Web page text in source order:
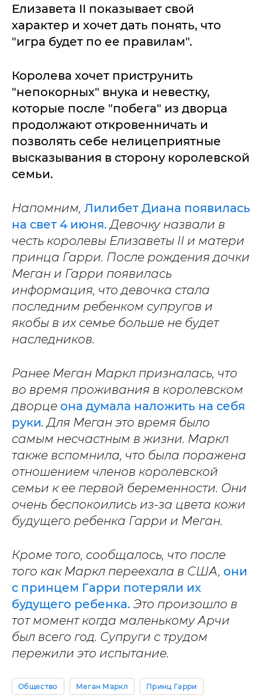
Елизавета II показывает свой
характер и хочет дать понять, что
"игра будет по ее правилам".
Королева хочет приструнить
"непокорных" внука и невестку,
которые после "побега" из дворца
продолжают откровенничать и
позволять себе нелицеприятные
высказывания в сторону королевской
семьи.
Напомним, Лилибет Диана появилась
на свет 4 июня. Девочку назвали в
честь королевы Елизаветы II и матери
принца Гарри. После рождения дочки
Меган и Гарри появилась
информация, что девочка стала
последним ребенком супругов и
якобы в их семье больше не будет
наследников.
Ранее Меган Маркл призналась, что
во время проживания в королевском
дворце она думала наложить на себя
руки. Для Меган это время было
самым несчастным в жизни. Маркл
также вспомнила, что была поражена
отношением членов королевской
семьи к ее первой беременности. Они
очень беспокоились из-за цвета кожи
будущего ребенка Гарри и Меган.
Кроме того, сообщалось, что после
того как Маркл переехала в США, они
с принцем Гарри потеряли их
будущего ребенка. Это произошло в
тот момент когда маленькому Арчи
был всего год. Супруги с трудом
пережили это испытание.
Общество Меган Маркл Принц Гарри